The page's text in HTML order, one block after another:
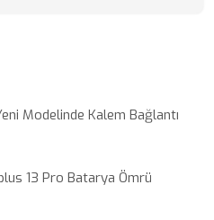
Modelinde Kalem Bağlantı
13 Pro Batarya Ömrü